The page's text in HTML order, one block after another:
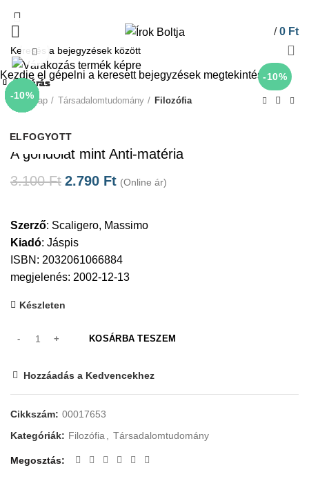
/ 0 Ft
-10%
Click to enlarge
Kezdőlap Társadalomtudomány Filozófia
A gondolat mint Anti-matéria
3.100Ft 2.790 Ft (Online ár)
Szerző: Scaligero, Massimo
Kiadó: Jáspis
ISBN: 2032061066884
megjelenés: 2002-12-13
Készleten
KOSÁRBA TESZEM
Hozzáadás a Kedvencekhez
Cikkszám: 00017653
Kategóriák: Filozófia, Társadalomtudomány
Megosztás
-10%
ELFOGYOTT
Bezárás
-10%
ELFOGYOTT
Bezárás
-10%
ELFOGYOTT
Bezárás
-10%
ELFOGYOTT
Bezárás
-10%
ELFOGYOTT
Bezárás
-10%
ELFOGYOTT
Bezárás
-10%
ELFOGYOTT
Bezárás
-10%
ELFOGYOTT
Bezárás
Kezdje el gépelni a keresett bejegyzések megtekintéséhez.